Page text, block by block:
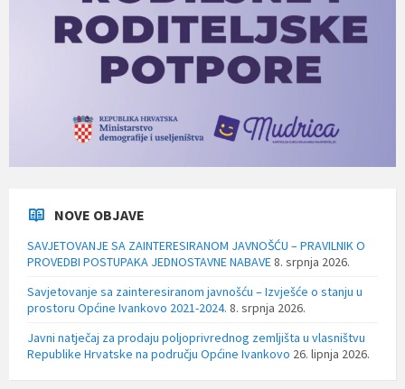
NOVE OBJAVE
SAVJETOVANJE SA ZAINTERESIRANOM JAVNOŠĆU – PRAVILNIK O
PROVEDBI POSTUPAKA JEDNOSTAVNE NABAVE8. srpnja 2026.
Savjetovanje sa zainteresiranom javnošću – Izvješće o stanju u
prostoru Općine Ivankovo 2021-2024. 8. srpnja 2026.
Javni natječaj za prodaju poljoprivrednog zemljišta u vlasništvu
Republike Hrvatske na području Općine Ivankovo 26. lipnja 2026.